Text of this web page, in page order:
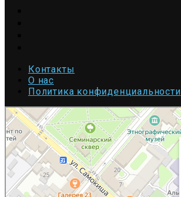
Контакты
О нас
Политика конфиденциальности